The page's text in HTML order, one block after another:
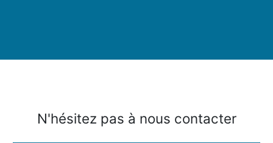
N'hésitez pas à nous contacter